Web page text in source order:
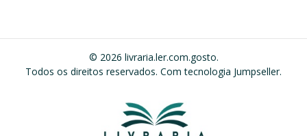
© 2026 livraria.ler.com.gosto.
Todos os direitos reservados. Com tecnologia Jumpseller.